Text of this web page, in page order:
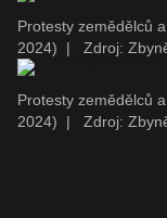
Protesty zemědělců
2024)
| Zdroj:
Protesty zemědělců
2024)
| Zdroj: